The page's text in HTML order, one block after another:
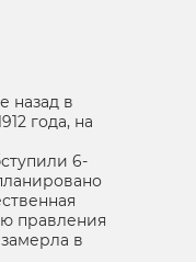
назад в
года, на
6-
правления
в